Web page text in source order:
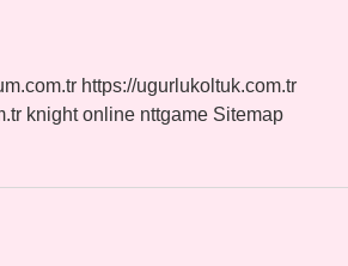
https://ugurlukoltuk.com.tr
knight online nttgame Sitemap